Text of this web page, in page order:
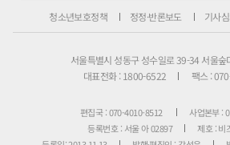
청소년보호정책 정정·반론보도 기사
서울특별시 성동구 성수일로 39-34 서울
대표전화 : 1800-6522
팩스 :
편집국 : 070-4010-8512
사업본부 :
등록번호 : 서울 아 02897
제호 : 비